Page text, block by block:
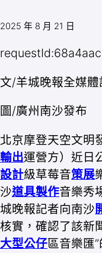
2025 年 8 月 21 日
文/羊城晚報全媒
圖/廣州南沙發布
北京摩登天空文明
輸出運營方）近日
設計級草莓音策展
沙道具製作音樂秀
城晚報記者向南沙
核實，確認了該新
大型公仔區音樂匯